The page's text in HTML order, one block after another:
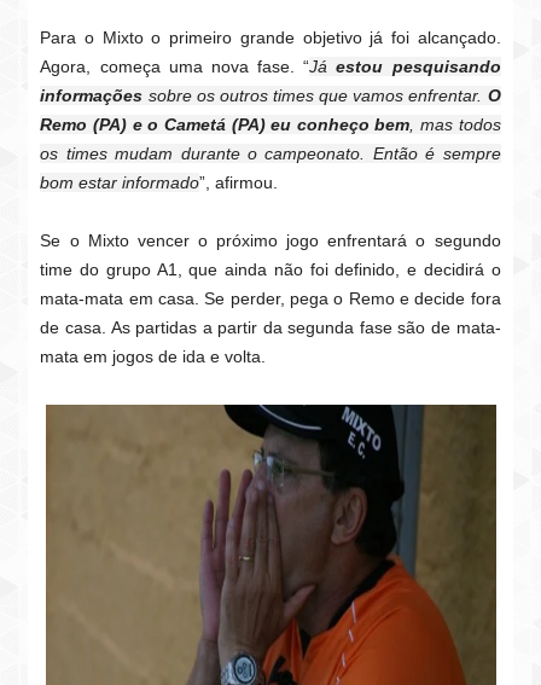
Para o Mixto o primeiro grande objetivo já foi alcançado.
Agora, começa uma nova fase. “Jáestou pesquisando
informações sobre os outros times que vamos enfrentar. O
Remo (PA) e o Cametá (PA) eu conheço bem , mas todos
os times mudam durante o campeonato. Então é sempre
bom estar informado”, afirmou.
Se o Mixto vencer o próximo jogo enfrentará o segundo
time do grupo A1, que ainda não foi definido, e decidirá o
mata-mata em casa. Se perder, pega o Remo e decide fora
de casa. As partidas a partir da segunda fase são de mata-
mata em jogos de ida e volta.